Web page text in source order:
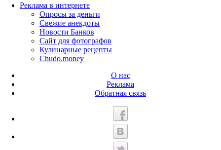
Реклама в интернете
Опросы за деньги
Свежие анекдоты
Новости Банков
Сайт для фотографов
Кулинарные рецепты
Chudo.money
О нас
Реклама
Обратная связь